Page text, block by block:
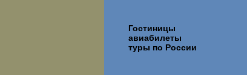
Гостиницы
авиабилеты
туры по России